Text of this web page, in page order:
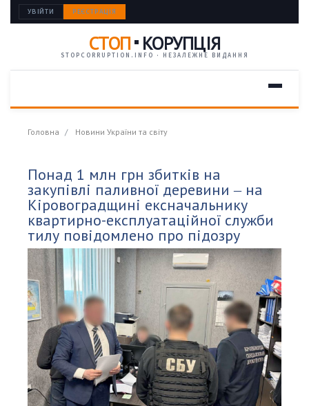
УВІЙТИ РЕЄСТРАЦІЯ
СТОП КОРУПЦІЯ
STOPCORRUPTION.INFO · НЕЗАЛЕЖНЕ ВИДАННЯ
Головна Новини України та світу
Понад 1 млн грн збитків на
закупівлі паливної деревини ‒ на
Кіровоградщині ексначальнику
квартирно-експлуатаційної служби
тилу повідомлено про підозру